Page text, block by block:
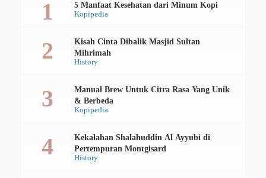
Kopipedia
5 Manfaat Kesehatan dari Minum Kopi
History
Kisah Cinta Dibalik Masjid Sultan
Mihrimah
Kopipedia
Manual Brew Untuk Citra Rasa Yang Unik
& Berbeda
History
Kekalahan Shalahuddin Al Ayyubi di
Pertempuran Montgisard